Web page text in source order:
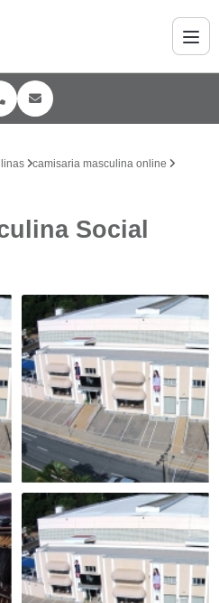
camisaria masculina online
Social